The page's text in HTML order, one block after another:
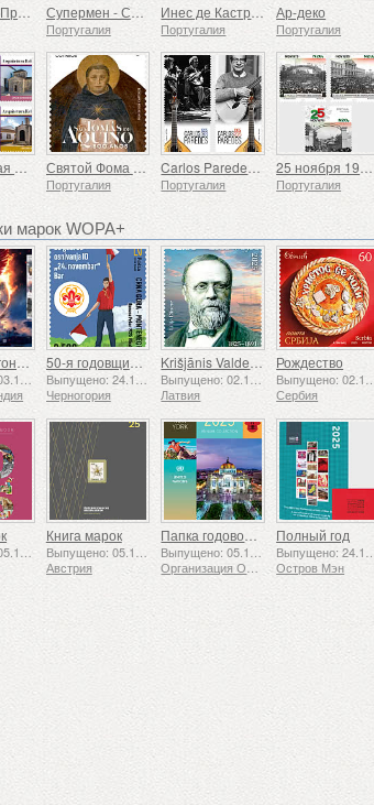
Евромед – Природные ресурсы Средиземноморья Супермен - Самоклеящиеся штампы
Португалия
Инес де Кастро — 700-летие со дня рождения
Португалия
Ар-деко
Португалия
Религиозная архитектура в Португалии Святой Фома Аквинский — 800 лет со дня рождения
Португалия
Carlos Paredes - 1925-2025
Португалия
25 ноября 1975 г. – 50 лет
Португалия
марок WOPA+
Аватар - Огонь и пепел 50-я годовщина основания Ассоциации скаутов «24 ноября»
Черногория
Krišjānis Valdemārs
Латвия
Рождество
Сербия
Книга марок
Австрия
Папка годовой коллекции (Нью-Йорк) Полный год
Остров Мэн